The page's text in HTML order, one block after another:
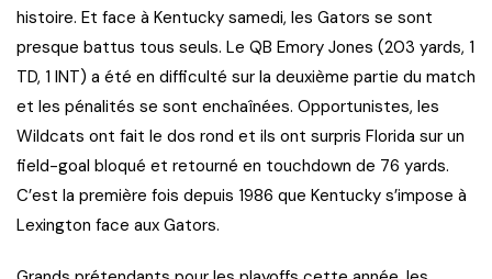
histoire. Et face à Kentucky samedi, les Gators se sont
presque battus tous seuls. Le QB Emory Jones (203 yards, 1
TD, 1 INT) a été en difficulté sur la deuxième partie du match
et les pénalités se sont enchaînées. Opportunistes, les
Wildcats ont fait le dos rond et ils ont surpris Florida sur un
field-goal bloqué et retourné en touchdown de 76 yards.
C’est la première fois depuis 1986 que Kentucky s’impose à
Lexington face aux Gators.